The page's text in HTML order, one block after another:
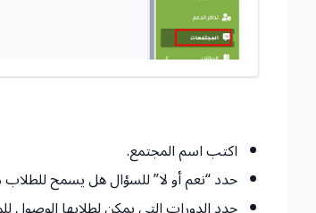
اكتب اسم المجتمع.
حدد “نعم أو لا” للسؤال هل يسمح